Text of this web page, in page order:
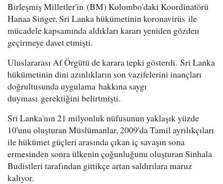
Birleşmiş Milletler'in (BM) Kolombo'daki Koordinatörü
Hanaa Singer, Sri Lanka hükümetinin koronavirüs ile
mücadele kapsamında aldıkları kararı yeniden gözden
geçirmeye davet etmişti.
Uluslararası Af Örgütü de karara tepki gösterdi. Sri Lanka
hükümetinin dini azınlıkların son vazifelerini inançları
doğrultusunda uygulama hakkına saygı
duyması gerektiğini belirtmişti.
Sri Lanka'nın 21 milyonluk nüfusunun yaklaşık yüzde
10'unu oluşturan Müslümanlar, 2009'da Tamil ayrılıkçıları
ile hükümet güçleri arasında çıkan iç savaşın sona
ermesinden sonra ülkenin çoğunluğunu oluşturan Sinhala
Budistleri tarafından gittikçe artan saldırılara maruz
kalıyor.